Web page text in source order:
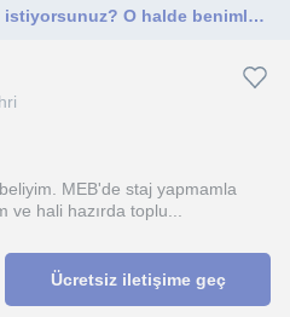
Fen ve Biyoloji'de destek mi istiyorsunuz? O halde benimle iletişime geçin!
MEB'de staj yapmamla
hali hazırda toplu...
Ücretsiz iletişime geç